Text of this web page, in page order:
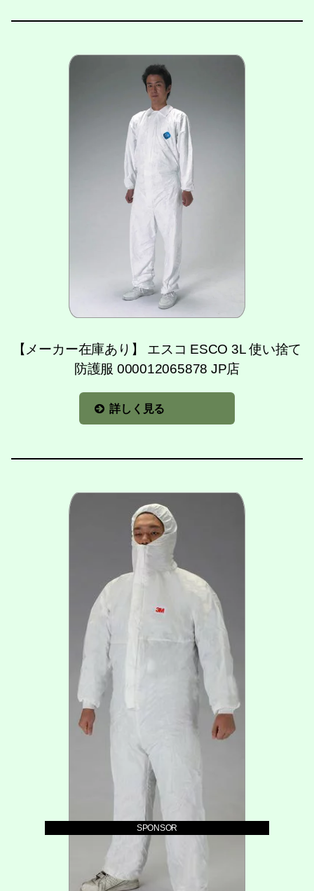
【メーカー在庫あり】 エスコ ESCO 3L 使い捨て
防護服 000012065878 JP店
詳しく見る
SPONSOR